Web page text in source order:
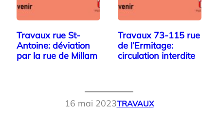
Travaux rue St-
Antoine: déviation
par la rue de Millam
Travaux 73-115 rue
de l’Ermitage:
circulation interdite
16 mai 2023TRAVAUX